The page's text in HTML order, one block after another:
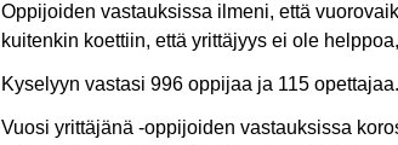
Oppijoiden vastauksissa ilmeni, että
kuitenkin koettiin, että yrittäjyys ei ole
Kyselyyn vastasi 996 oppijaa ja 115 opettajaa.
Vuosi yrittäjänä -oppijoiden vastauksissa